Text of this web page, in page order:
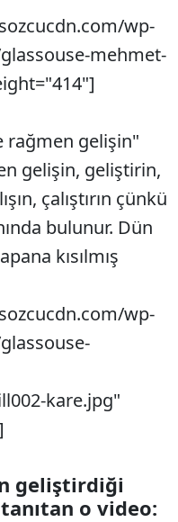
wp-
mehmet-
rağmen gelişin"
gelişin, geliştirin,
çalıştırın çünkü
bulunur. Dün
kısılmış
wp-
kare.jpg"
geliştirdiği
o video: